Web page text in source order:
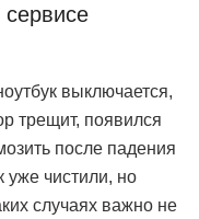
сервисе
выключается,
трещит, появился
после падения
уже чистили, но
случаях важно не